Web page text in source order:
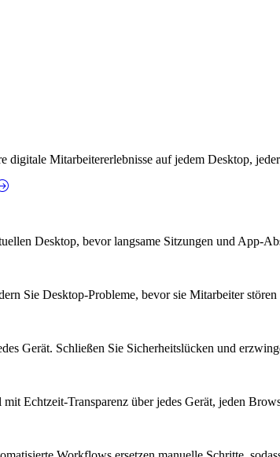
digitale Mitarbeitererlebnisse auf jedem Desktop,
Desktop, bevor langsame Sitzungen und App-
Sie Desktop-Probleme, bevor sie Mitarbeiter
Gerät. Schließen Sie Sicherheitslücken und
Echtzeit-Transparenz über jedes Gerät, jeden